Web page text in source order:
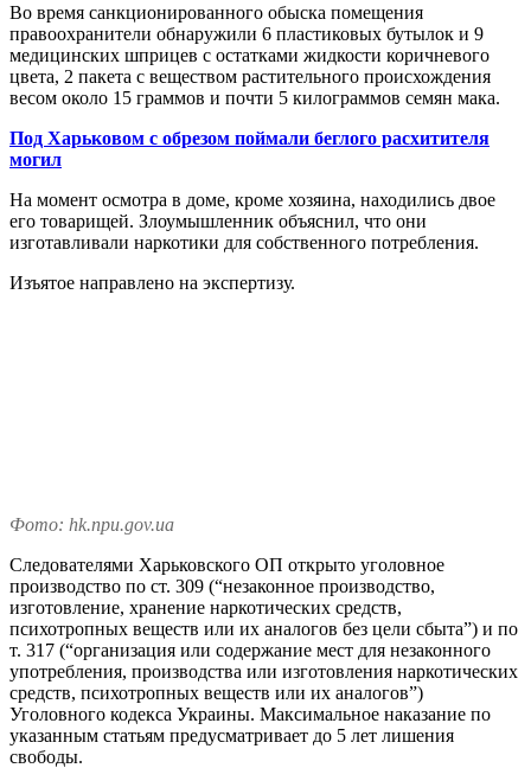
Во время санкционированного обыска помещения
правоохранители обнаружили 6 пластиковых бутылок и 9
медицинских шприцев с остатками жидкости коричневого
цвета, 2 пакета с веществом растительного происхождения
весом около 15 граммов и почти 5 килограммов семян мака.
Под Харьковом с обрезом поймали беглого расхитителя
могил
На момент осмотра в доме, кроме хозяина, находились двое
его товарищей. Злоумышленник объяснил, что они
изготавливали наркотики для собственного потребления.
Изъятое направлено на экспертизу.
Фото: hk.npu.gov.ua
Следователями Харьковского ОП открыто уголовное
производство по ст. 309 (“незаконное производство,
изготовление, хранение наркотических средств,
психотропных веществ или их аналогов без цели сбыта”) и по
т. 317 (“организация или содержание мест для незаконного
употребления, производства или изготовления наркотических
средств, психотропных веществ или их аналогов”)
Уголовного кодекса Украины. Максимальное наказание по
указанным статьям предусматривает до 5 лет лишения
свободы.